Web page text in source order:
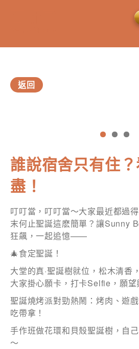
訂閱電子報
*為必填項目
先生
小姐
女士
姓*
返回
誰說宿舍只有住
盡！
叮叮當，叮叮當～大家最近都過
末何止聖誕這麽簡單？讓Sunny
狂飆，一起追憶——
🎄食定聖誕！
大堂的真·聖誕樹就位，松木清香
大家掛心願卡，打卡Selfie，願望
聖誕燒烤派對勁熱鬧：烤肉、遊
吃帶拿！
手作班做花環和貝殼聖誕樹，自
～